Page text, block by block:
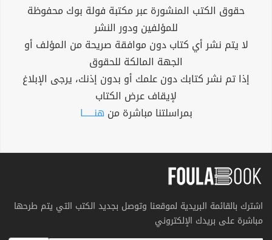
حقوق الكتب المنشورة عبر مكتبة فولة بوك محفوظة
للمؤلفين ودور النشر
لا يتم نشر أي كتاب دون موافقة صريحة من المؤلف أو
الجهة المالكة للحقوق
إذا تم نشر كتابك دون علمك أو بدون إذنك، يرجى الإبلاغ
لإيقاف عرض الكتاب
بمراسلتنا مباشرة من هنــــــا
اشترك بالقائمة البريدية لموقعنا وتوصل بجديد الكتب التي يتم طرحها
مباشرة على بريدك الإلكتروني